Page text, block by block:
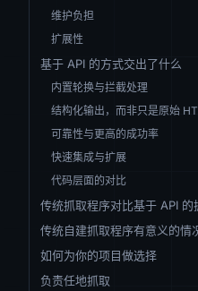
维护负担
扩展性
基于 API 的方式交出了什么
内置轮换与拦截处理
结构化输出，而非只是原始
可靠性与更高的成功率
快速集成与扩展
代码层面的对比
传统抓取程序对比基于 API 的
传统自建抓取程序有意义的情
如何为你的项目做选择
负责任地抓取